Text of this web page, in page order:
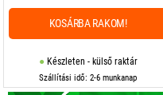
Készleten - külső raktár
Szállítási idő: 2-6 munkanap
KOSÁRBA RAKOM!